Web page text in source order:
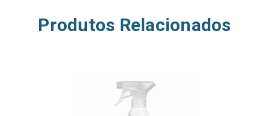
Produtos Relacionados